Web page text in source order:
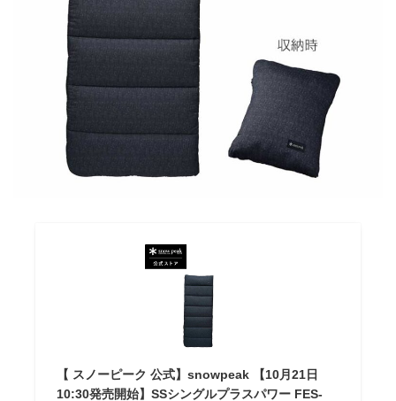
【 スノーピーク 公式】snowpeak 【10月21日
10:30発売開始】SSシングルプラスパワー FES-